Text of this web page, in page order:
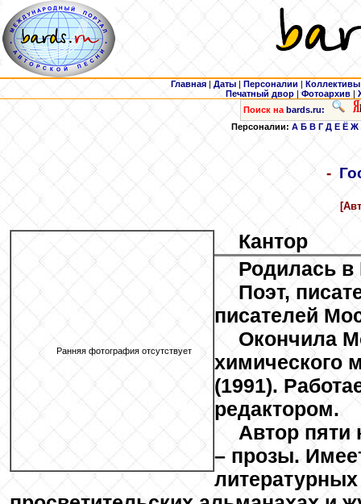
Главная | Даты | Персоналии | Коллективы
Печатный двор |Фотоархив |
Поиск на bards.ru:
Персоналии: А Б В Г Д Е Ё Ж
-
Ранняя фотография отсутствует
Кантор
Родилась в
Поэт,
писателей
Окончила
химического
(1991).
редактором.
Автор пяти
– прозы.